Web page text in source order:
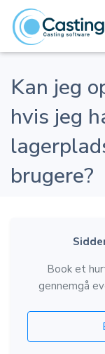
Kan jeg
hvis jeg
brugere?
Book et
gennemgå